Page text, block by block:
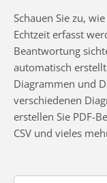
Schauen Sie zu,
Echtzeit erfasst
Beantwortung
automatisch
Diagrammen und
verschiedenen
erstellen Sie PDF-
CSV und vieles